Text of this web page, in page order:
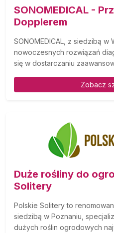
SONOMEDICAL -
Dopplerem
SONOMEDICAL, z siedzibą
nowoczesnych rozwiązań
się w dostarczaniu
Zobacz
Duże rośliny do
Solitery
Polskie Solitery to
siedzibą w Poznaniu,
dużych roślin ogrodowych